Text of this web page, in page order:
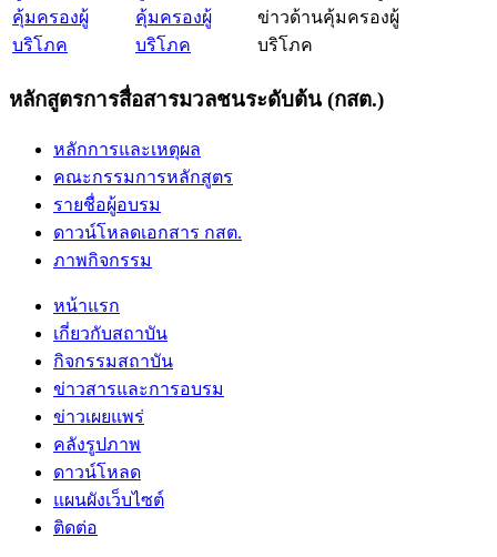
คุ้มครองผู้
บริโภค
ข่าวด้านคุ้มครองผู้
บริโภค
หลักสูตรการสื่อสารมวลชนระดับต้น (กสต.)
หลักการและเหตุผล
คณะกรรมการหลักสูตร
รายชื่อผู้อบรม
ดาวน์โหลดเอกสาร กสต.
ภาพกิจกรรม
หน้าแรก
เกี่ยวกับสถาบัน
กิจกรรมสถาบัน
ข่าวสารและการอบรม
ข่าวเผยแพร่
คลังรูปภาพ
ดาวน์โหลด
แผนผังเว็บไซต์
ติดต่อ